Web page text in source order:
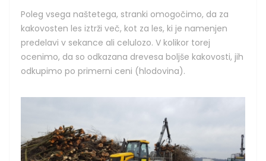
Poleg vsega naštetega, stranki omogočimo, da za
kakovosten les iztrži več, kot za les, ki je namenjen
predelavi v sekance ali celulozo. V kolikor torej
ocenimo, da so odkazana drevesa boljše kakovosti, jih
odkupimo po primerni ceni (hlodovina).